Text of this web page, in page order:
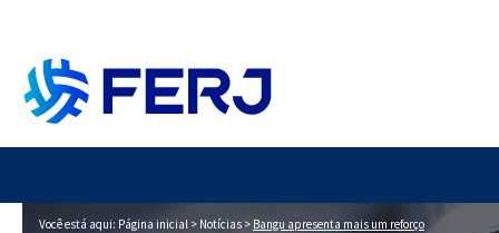
Você está aqui: Página inicial > Notícias > Bangu apresenta mais um reforço